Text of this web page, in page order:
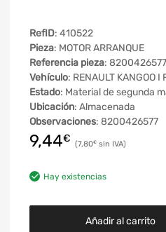
RefID: 410522
Pieza: MOTOR ARRANQUE
Referencia pieza: 8200426577
Vehículo: RENAULT KANGOO
Estado: Material de segunda
Ubicación: Almacenada
Observaciones: 8200426577
9,44€ 7,80€
Hay existencias
Añadir al carrito